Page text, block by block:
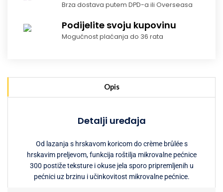
Brza dostava putem DPD-a ili Overseasa
Podijelite svoju kupovinu
Mogućnost plaćanja do 36 rata
Opis
Detalji uređaja
Od lazanja s hrskavom koricom do crème brûlée s
hrskavim preljevom, funkcija roštilja mikrovalne pećnice
300 postiže teksture i okuse jela sporo pripremljenih u
pećnici uz brzinu i učinkovitost mikrovalne pećnice.